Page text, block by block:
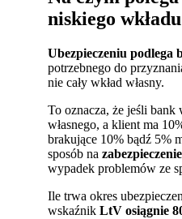
niskiego
Ubezpieczeniu podlega
potrzebnego do
nie cały wkład własny.
To oznacza, że jeśli bank
własnego, a klient ma
brakujące 10% bądź 5%
sposób na
wypadek problemów ze
Ile trwa okres
wskaźnikLtV osiągnie